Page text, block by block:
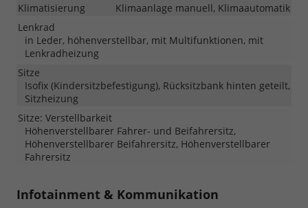
Klimatisierung
Klimaanlage manuell, Klimaautomatik
Lenkrad
in Leder, höhenverstellbar, mit Multifunktionen, mit
Lenkradheizung
Sitze
Isofix (Kindersitzbefestigung), Rücksitzbank hinten geteilt,
Sitzheizung
Sitze: Verstellbarkeit
Höhenverstellbarer Fahrer- und Beifahrersitz,
Höhenverstellbarer Beifahrersitz, Höhenverstellbarer
Fahrersitz
Infotainment & Kommunikation